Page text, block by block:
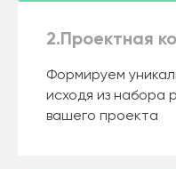
2.Проектная
Формируем
исходя из набора
вашего проекта